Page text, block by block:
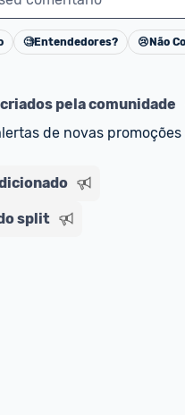
🧐Entendedores? 😢 Não
pela comunidade
de novas
split